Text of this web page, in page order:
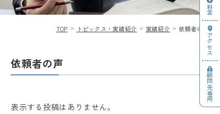
TOP トピックス・実績紹介 実績紹介 依頼者の声
依頼者の声
表示する投稿はありません。
料金
アクセス
顧問先専用